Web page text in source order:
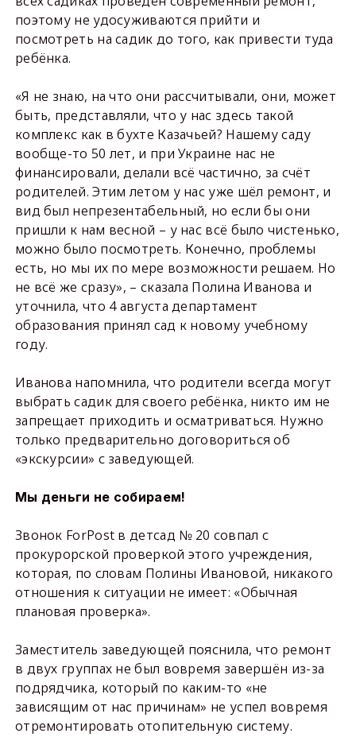
поэтому не удосуживаются прийти и
посмотреть на садик до того, как привести туда
ребёнка.
«Я не знаю, на что они рассчитывали, они, может
быть, представляли, что у нас здесь такой
комплекс как в бухте Казачьей? Нашему саду
вообще-то 50 лет, и при Украине нас не
финансировали, делали всё частично, за счёт
родителей. Этим летом у нас уже шёл ремонт, и
вид был непрезентабельный, но если бы они
пришли к нам весной – у нас всё было чистенько,
можно было посмотреть. Конечно, проблемы
есть, но мы их по мере возможности решаем. Но
не всё же сразу», – сказала Полина Иванова и
уточнила, что 4 августа департамент
образования принял сад к новому учебному
году.
Иванова напомнила, что родители всегда могут
выбрать садик для своего ребёнка, никто им не
запрещает приходить и осматриваться. Нужно
только предварительно договориться об
«экскурсии» с заведующей.
Мы деньги не собираем!
Звонок ForPost в детсад № 20 совпал с
прокурорской проверкой этого учреждения,
которая, по словам Полины Ивановой, никакого
отношения к ситуации не имеет: «Обычная
плановая проверка».
Заместитель заведующей пояснила, что ремонт
в двух группах не был вовремя завершён из-за
подрядчика, который по каким-то «не
зависящим от нас причинам» не успел вовремя
отремонтировать отопительную систему.